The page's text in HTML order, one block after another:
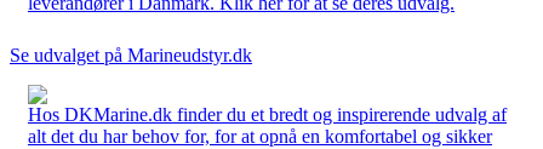
Se udvalget på Marineudstyr.dk
Hos DKMarine.dk finder du et bredt og inspirerende udvalg af
alt det du har behov for, for at opnå en komfortabel og sikker